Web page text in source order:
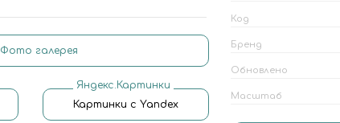
Фото галерея
Яндекс.Картинки
Картинки с Yandex
Код
Бренд
Обновлено
Масштаб